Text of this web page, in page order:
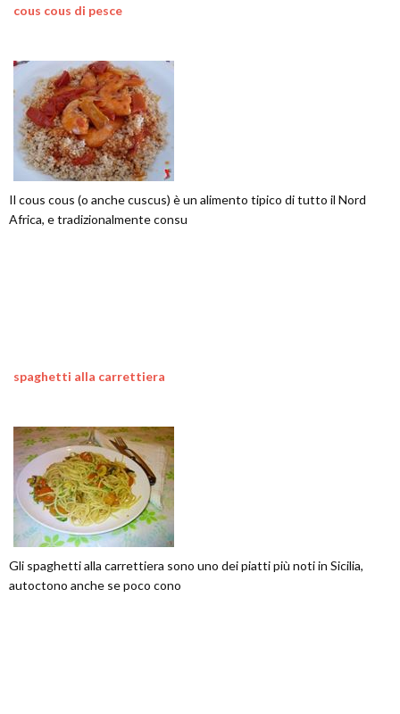
cous cous di pesce
Il cous cous (o anche cuscus) è un alimento tipico di tutto il Nord
Africa, e tradizionalmente consu
spaghetti alla carrettiera
Gli spaghetti alla carrettiera sono uno dei piatti più noti in Sicilia,
autoctono anche se poco cono